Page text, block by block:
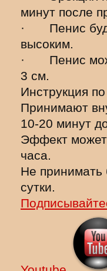
минут после
· Пенис
высоким.
· Пенис
3 см.
Инструкция
Принимают
10-20 минут
Эффект может
часа.
Не принимать
сутки.